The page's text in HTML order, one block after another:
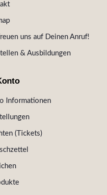
uns auf Deinen Anruf!
& Ausbildungen
Informationen
(Tickets)